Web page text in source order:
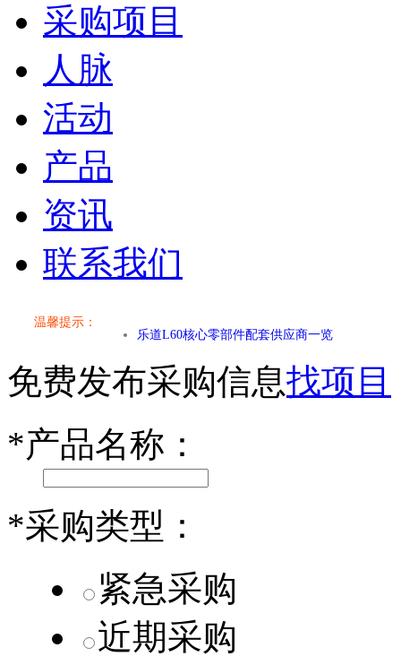
采购项目
人脉
活动
产品
资讯
联系我们
温馨提示：
小米SU7核心零部件配套供应商一览
小米SU7核心零部件配套供应商一览
乐道L60核心零部件配套供应商一览
免费发布采购信息找项目
*产品名称：
*采购类型：
紧急采购
近期采购